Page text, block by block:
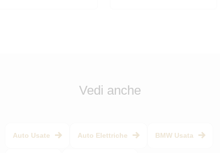
Vedi anche
Auto Usate Auto Elettriche BMW Usata